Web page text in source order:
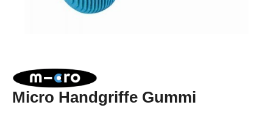
Micro Handgriffe Gummi